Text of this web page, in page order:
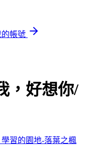
的帳號
，好想你/